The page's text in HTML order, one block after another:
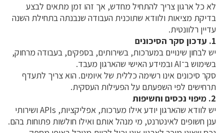
לא כל ארגון צריך להתחיל מחדש, אך זהו זמן מתאים לבצע
בדיקת מציאות ולוודא שתוכנית העבודה שנבנתה בתחילת השנה
עדיין רלוונטית.
1. עדכון סקר הסיכונים
יש לבחון שינויים במערכות, בשירותים, בספקים, בעבודה מרחוק,
בשימוש ב־AI ובמידע האישי שהארגון מעבד.
סקר סיכונים אינו רשימה כללית של איומים. הוא צריך לתעדף
תרחישים לפי השפעתם על הפעילות העסקית.
2. מיפוי נכסים וחשיפות
יש לוודא שהארגון יודע אילו מערכות, אפליקציות, APIs ושירותי
ענן חשופים לאינטרנט, מי מנהל אותם ואילו חולשות פתוחות בהם.